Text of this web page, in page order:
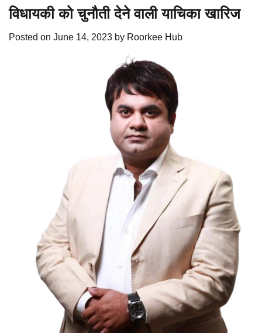
विधायकी को चुनौती देने वाली याचिका खारिज
Posted on June 14, 2023 by Roorkee Hub